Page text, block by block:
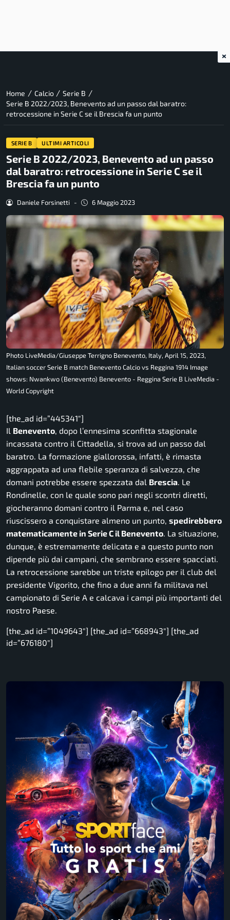
Home / Calcio / Serie B /
Serie B 2022/2023, Benevento ad un passo dal baratro:
retrocessione in Serie C se il Brescia fa un punto
SERIE B ULTIMI ARTICOLI
Serie B 2022/2023, Benevento ad un passo
dal baratro: retrocessione in Serie C se il
Brescia fa un punto
Daniele Forsinetti - 6 Maggio 2023
Photo LiveMedia/Giuseppe Terrigno Benevento, Italy, April 15, 2023,
Italian soccer Serie B match Benevento Calcio vs Reggina 1914 Image
shows: Nwankwo (Benevento) Benevento - Reggina Serie B LiveMedia -
World Copyright
[the_ad id=”445341″]
Il Benevento, dopo l’ennesima sconfitta stagionale
incassata contro il Cittadella, si trova ad un passo dal
baratro. La formazione giallorossa, infatti, è rimasta
aggrappata ad una flebile speranza di salvezza, che
domani potrebbe essere spezzata dal Brescia. Le
Rondinelle, con le quale sono pari negli scontri diretti,
giocheranno domani contro il Parma e, nel caso
riuscissero a conquistare almeno un punto, spedirebbero
matematicamente in Serie C il Benevento. La situazione,
dunque, è estremamente delicata e a questo punto non
dipende più dai campani, che sembrano essere spacciati.
La retrocessione sarebbe un triste epilogo per il club del
presidente Vigorito, che fino a due anni fa militava nel
campionato di Serie A e calcava i campi più importanti del
nostro Paese.
[the_ad id=”1049643″] [the_ad id=”668943″] [the_ad
id=”676180″]
×